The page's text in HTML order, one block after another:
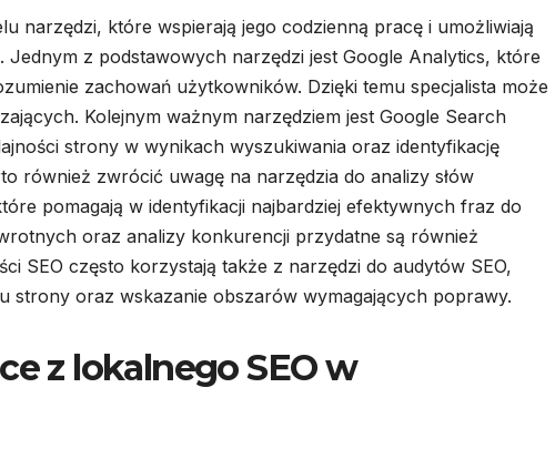
narzędzi, które wspierają jego codzienną pracę i umożliwiają
z podstawowych narzędzi jest Google Analytics, które
zachowań użytkowników. Dzięki temu specjalista może
Kolejnym ważnym narzędziem jest Google Search
strony w wynikach wyszukiwania oraz identyfikację
również zwrócić uwagę na narzędzia do analizy słów
pomagają w identyfikacji najbardziej efektywnych fraz do
oraz analizy konkurencji przydatne są również
SEO często korzystają także z narzędzi do audytów SEO,
strony oraz wskazanie obszarów wymagających poprawy.
z lokalnego SEO w